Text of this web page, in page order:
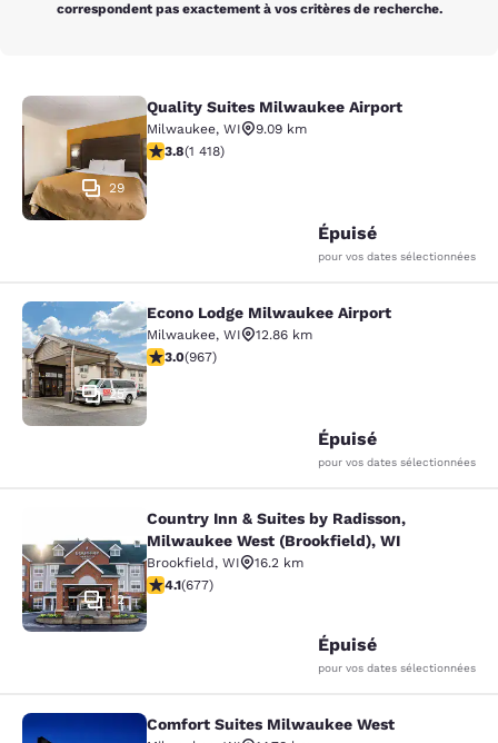
correspondent pas exactement à vos critères de recherche.
Quality Suites Milwaukee Airport
29
Quality Suites Milwaukee Airport
Milwaukee, WI
9.09 km
3.82 étoiles. Bien. 1418 commentaires
3.8(1 418)
Épuisé
pour vos dates sélectionnées
Econo Lodge Milwaukee Airport
25
Econo Lodge Milwaukee Airport
Milwaukee, WI
12.86 km
2.95 étoiles. Moyen. 967 commentaires
3.0(967)
Épuisé
pour vos dates sélectionnées
Country Inn & Suites by Radisson,
12
Country Inn & Suites by Radisson,
Milwaukee West (Brookfield), WI
Brookfield, WI
16.2 km
4.12 étoiles. Très bon. 677 commentaires
4.1(677)
Épuisé
pour vos dates sélectionnées
Comfort Suites Milwaukee West
Comfort Suites Milwaukee West